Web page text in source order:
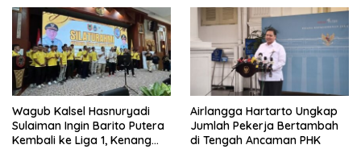
Wagub Kalsel Hasnuryadi
Sulaiman Ingin Barito Putera
Kembali ke Liga 1, Kenang
Airlangga Hartarto Ungkap
Jumlah Pekerja Bertambah
di Tengah Ancaman PHK